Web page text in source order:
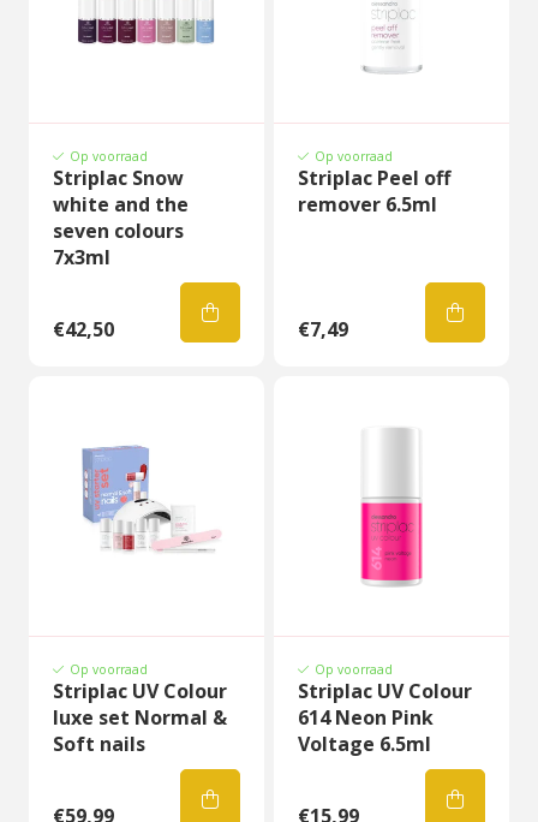
Op voorraad
Striplac Snow
white and the
seven colours
7x3ml
€42,50
Op voorraad
Striplac Peel off
remover 6.5ml
€7,49
Op voorraad
Striplac UV Colour
luxe set Normal &
Soft nails
€59,99
Op voorraad
Striplac UV Colour
614 Neon Pink
Voltage 6.5ml
€15,99